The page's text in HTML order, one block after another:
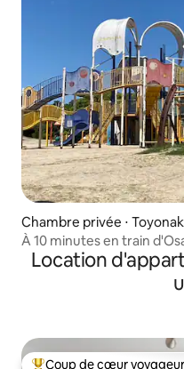
Chambre privée ⋅
À 10 minutes en train
individuelle confortable/
Location
Coup de cœur